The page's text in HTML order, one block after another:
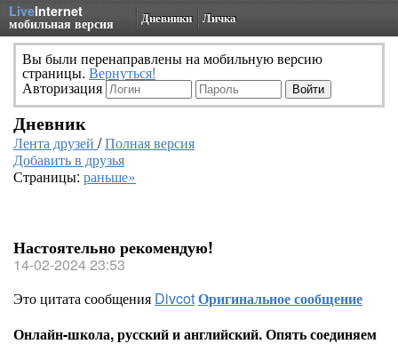
LiveInternet
мобильная версия Дневники Личка
Вы были перенаправлены на мобильную версию
страницы. Вернуться!
Авторизация
Дневник
Лента друзей /Полная версия
Добавить в друзья
Страницы: раньше»
Настоятельно рекомендую!
14-02-2024 23:53
Это цитата сообщения DivcotОригинальное сообщение
Онлайн-школа, русский и английский. Опять соединяем